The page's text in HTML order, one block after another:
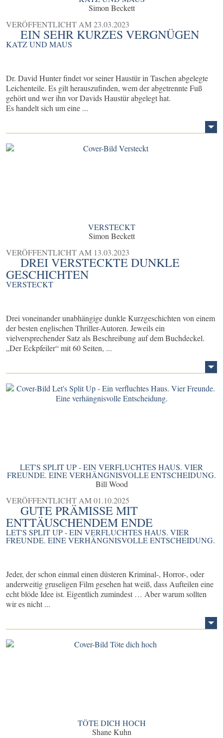
Simon Beckett
VERÖFFENTLICHT AM23.03.2023
EIN SEHR KURZES VERGNÜGEN
KATZ UND MAUS
Dr. David Hunter findet vor seiner Haustür in Taschen abgelegte
Leichenteile. Es gilt herauszufinden, wem der abgetrennte Fuß
gehört und wer ihn vor Davids Haustür abgelegt hat.
Es handelt sich um eine ...
VERSTECKT
Simon Beckett
VERÖFFENTLICHT AM 13.03.2023
DREI VERSTECKTE DUNKLE
GESCHICHTEN
VERSTECKT
Drei voneinander unabhängige dunkle Kurzgeschichten von einem
der besten englischen Thriller-Autoren. Jeweils ein
vielversprechender Satz als Beschreibung auf dem Buchdeckel.
„Der Eckpfeiler“ mit 60 Seiten, ...
LET'S SPLIT UP - EIN VERFLUCHTES HAUS. VIER
FREUNDE. EINE VERHÄNGNISVOLLE ENTSCHEIDUNG.
Bill Wood
VERÖFFENTLICHT AM01.10.2025
GUTE PRÄMISSE MIT
ENTTÄUSCHENDEM ENDE
LET'S SPLIT UP - EIN VERFLUCHTES HAUS. VIER
FREUNDE. EINE VERHÄNGNISVOLLE ENTSCHEIDUNG.
Jeder, der schon einmal einen düsteren Kriminal-, Horror-, oder
anderweitig gruseligen Film gesehen hat weiß, dass Aufteilen eine
echt blöde Idee ist. Eigentlich zumindest … Aber warum sollten
wir es nicht ...
TÖTE DICH HOCH
Shane Kuhn